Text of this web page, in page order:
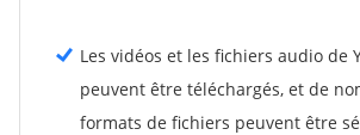
Les vidéos et les fichiers audio de
peuvent être téléchargés, et de
formats de fichiers peuvent être